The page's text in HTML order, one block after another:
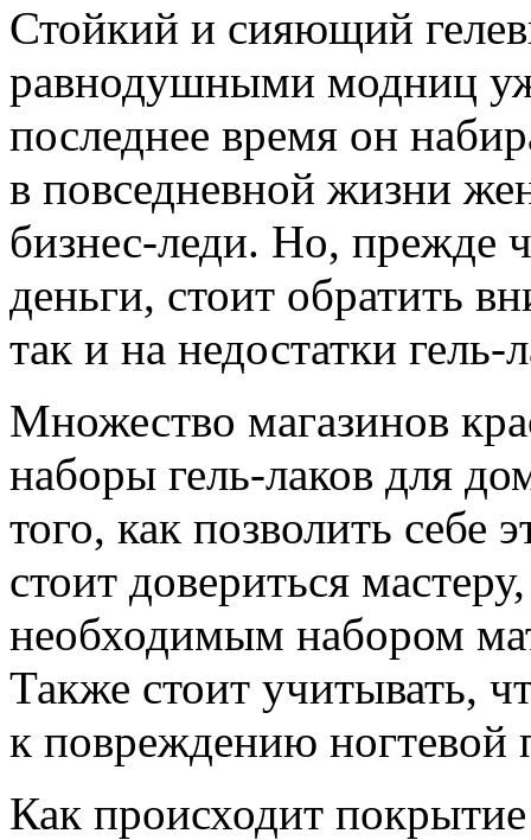
Стойкий и сияющий
равнодушными модниц
последнее время он
в повседневной жизни
бизнес-леди. Но, прежде
деньги, стоит обратить
так и на недостатки гель-
Множество магазинов
наборы гель-лаков для
того, как позволить себе
стоит довериться
необходимым набором
Также стоит учитывать,
к повреждению ногтевой
Как происходит